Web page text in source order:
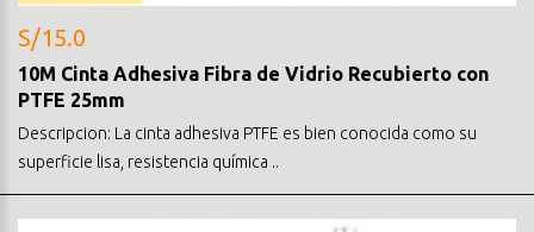
S/15.0
10M Cinta Adhesiva Fibra de Vidrio Recubierto con
PTFE 25mm
Descripcion: La cinta adhesiva PTFE es bien conocida como su
superficie lisa, resistencia química ..